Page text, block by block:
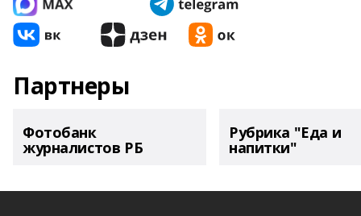
Партнеры
Фотобанк
журналистов РБ
Рубрика "Еда и
напитки"